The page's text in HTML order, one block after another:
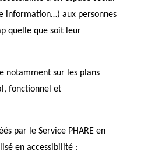
information…) aux personnes
quelle que soit leur
notamment sur les plans
fonctionnel et
par le Service PHARE en
en accessibilité :